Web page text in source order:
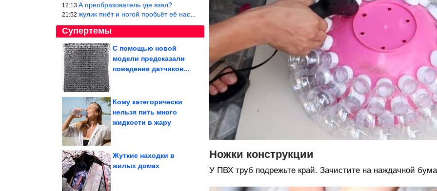
12:13 А преобразователь где взял?
21:52 жулик пнёт и ногой пробьёт её насквозь. Но даже если и никогда н
Супертемы
Какие запреты были в
С помощью новой
модели предсказали
поведение датчиков...
Кому категорически
нельзя пить много
жидкости в жару
Жуткие находки в
жилых домах
Ножки конструкции
У ПВХ труб подрежьте край. Зачистите на наждачной